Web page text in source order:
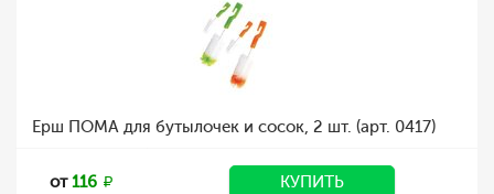
Ерш ПОМА для бутылочек и сосок, 2 шт. (арт. 0417)
от116 КУПИТЬ